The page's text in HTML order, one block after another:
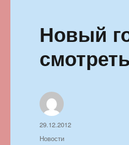
Новый
Автор
Опубликовано
29.12.2012
Рубрики
Новости